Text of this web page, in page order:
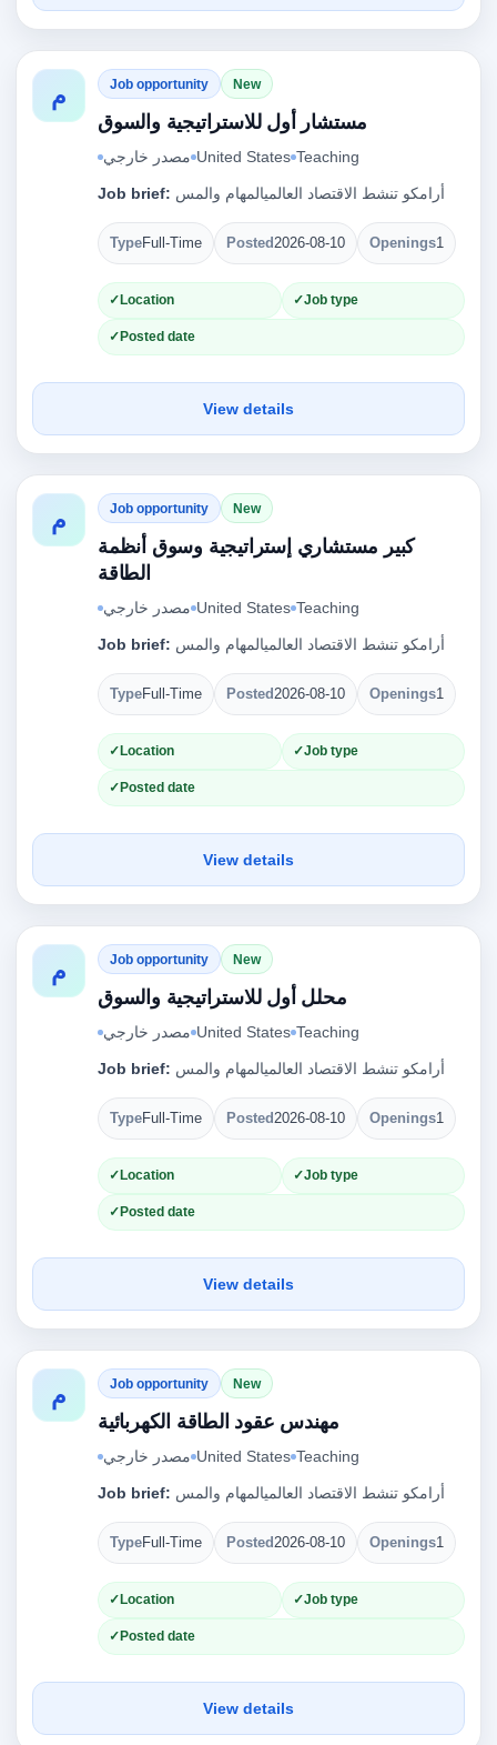
م Job opportunity New
مستشار أول للاستراتيجية والسوق
مصدر خارجي United States Teaching
Job brief: أرامكو تنشط الاقتصاد العالميالمهام والمس
TypeFull-Time Posted2026-08-10 Openings1
Location Job type
Posted date
View details
م Job opportunity New
كبير مستشاري إستراتيجية وسوق أنظمة
الطاقة
مصدر خارجي United States Teaching
Job brief: أرامكو تنشط الاقتصاد العالميالمهام والمس
TypeFull-Time Posted2026-08-10 Openings1
Location Job type
Posted date
View details
م Job opportunity New
محلل أول للاستراتيجية والسوق
مصدر خارجي United States Teaching
Job brief: أرامكو تنشط الاقتصاد العالميالمهام والمس
TypeFull-Time Posted2026-08-10 Openings1
Location Job type
Posted date
View details
م Job opportunity New
مهندس عقود الطاقة الكهربائية
مصدر خارجي United States Teaching
Job brief: أرامكو تنشط الاقتصاد العالميالمهام والمس
TypeFull-Time Posted2026-08-10 Openings1
Location Job type
Posted date
View details